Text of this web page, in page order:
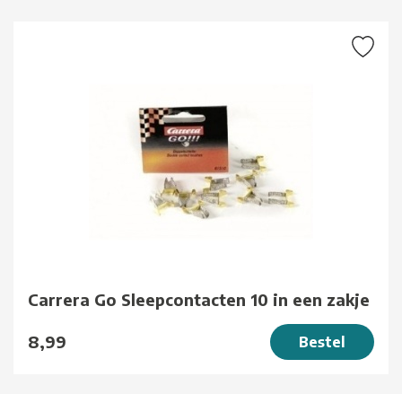
Carrera Go Sleepcontacten 10 in een zakje
8,99 Bestel